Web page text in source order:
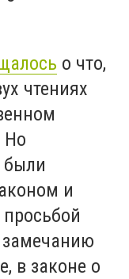
о что,
чтениях
Но
были
и
замечанию
в законе о